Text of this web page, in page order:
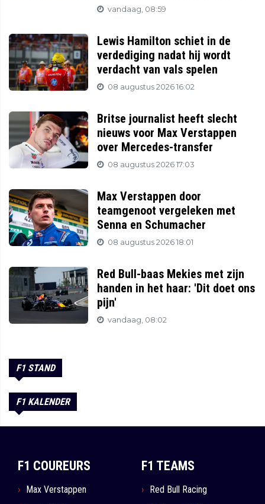
vandaag, 08:59
Lewis Hamilton schiet in de
verdediging nadat hij wordt
verdacht van vals spelen
08 augustus 2026 16:02
Britse journalist heeft slecht
nieuws voor Max Verstappen
over Mercedes-transfer
08 augustus 2026 17:03
Max Verstappen door
teamgenoot vergeleken met
Senna en Schumacher
08 augustus 2026 18:01
Red Bull-baas Mekies met zijn
handen in het haar: 'Dit doet ons
pijn'
vandaag, 08:02
F1 STAND
F1 KALENDER
F1 COUREURS
Max Verstappen
F1 TEAMS
Red Bull Racing